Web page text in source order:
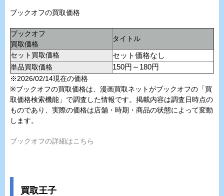
ブックオフの買取価格
ブックオフ
買取価格
タイトル
セット買取価格
セット価格なし
単品買取価格
150円～180円
※2026/02/14現在の価格
※ブックオフの買取価格は、漫画買取ネットがブックオフの「買
取価格検索機能」で調査した情報です。掲載内容は調査日時点の
ものであり、実際の価格は店舗・時期・商品の状態によって変動
します。
ブックオフの詳細はこちら
買取王子